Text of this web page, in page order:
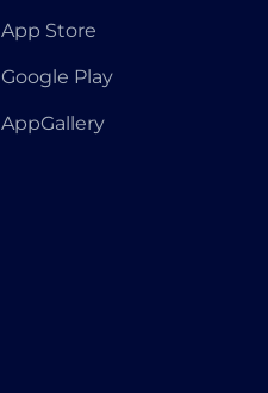
App Store
Google Play
AppGallery